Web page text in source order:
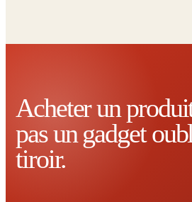
Acheter un
pas un gadget
tiroir.